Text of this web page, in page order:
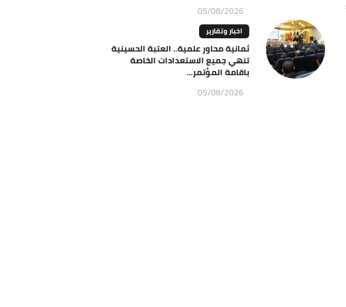
05/08/2026
اخبار وتقارير
ثمانية محاور علمية.. العتبة الحسينية
تنهي جميع الاستعدادات الخاصة
باقامة المؤتمر...
05/08/2026